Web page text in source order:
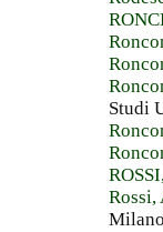
Studi
Rossi,